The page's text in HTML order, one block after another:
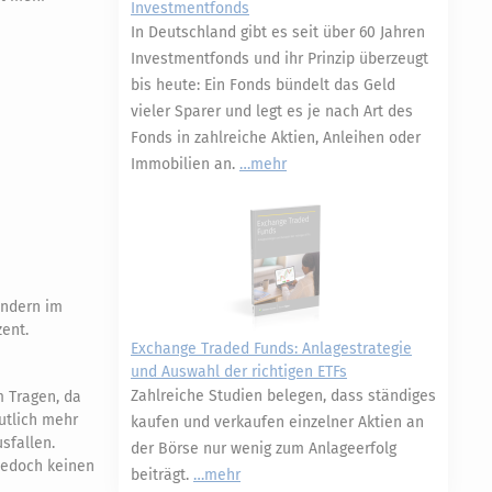
im
da
mehr
keinen
Investmentfonds
In Deutschland gibt es seit über 60 Jahren
Investmentfonds und ihr Prinzip überzeugt
bis heute: Ein Fonds bündelt das Geld
vieler Sparer und legt es je nach Art des
Fonds in zahlreiche Aktien, Anleihen oder
Immobilien an.
mehr
Exchange Traded Funds: Anlagestrategie
und Auswahl der richtigen ETFs
Zahlreiche Studien belegen, dass ständiges
kaufen und verkaufen einzelner Aktien an
der Börse nur wenig zum Anlageerfolg
beiträgt.
mehr